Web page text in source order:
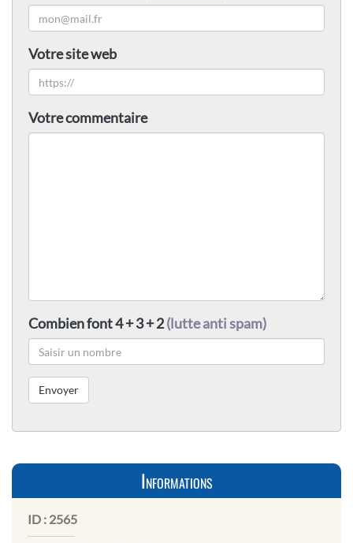
Votre site web
Votre commentaire
Combien font 4 + 3 + 2(lutte anti spam)
Informations
ID : 2565